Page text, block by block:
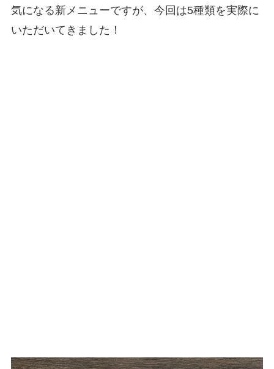
気になる新メニューですが、今回は5種類を実際に
いただいてきました！